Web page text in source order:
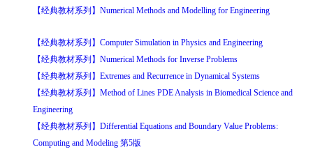
【经典教材系列】Numerical Methods and Modelling for Engineering
【经典教材系列】Computer Simulation in Physics and Engineering
【经典教材系列】Numerical Methods for Inverse Problems
【经典教材系列】Extremes and Recurrence in Dynamical Systems
【经典教材系列】Method of Lines PDE Analysis in Biomedical Science and
Engineering
【经典教材系列】Differential Equations and Boundary Value Problems:
Computing and Modeling 第5版